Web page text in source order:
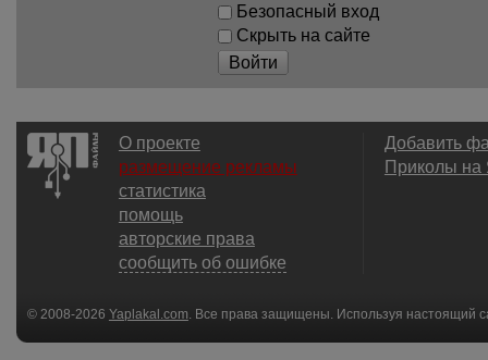
Безопасный вход
Скрыть на сайте
Войти
О проекте
размещение рекламы
статистика
помощь
авторские права
сообщить об ошибке
Добавить
Приколы
© 2008-2026 Yaplakal.com . Все права защищены. Используя настоящий
соглашения.